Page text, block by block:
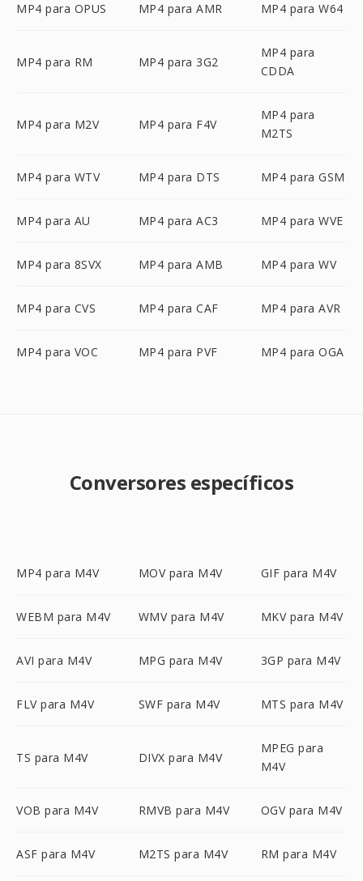
MP4 para OPUS MP4 para AMR MP4 para W64
MP4 para RM MP4 para 3G2
MP4 para
CDDA
MP4 para M2V MP4 para F4V
MP4 para
M2TS
MP4 para WTV MP4 para DTS MP4 para GSM
MP4 para AU MP4 para AC3 MP4 para WVE
MP4 para 8SVX MP4 para AMB MP4 para WV
MP4 para CVS MP4 para CAF MP4 para AVR
MP4 para VOC MP4 para PVF MP4 para OGA
Conversores específicos
MP4 para M4V MOV para M4V GIF para M4V
WEBM para M4V WMV para M4V MKV para M4V
AVI para M4V MPG para M4V 3GP para M4V
FLV para M4V SWF para M4V MTS para M4V
TS para M4V DIVX para M4V
MPEG para
M4V
VOB para M4V RMVB para M4V OGV para M4V
ASF para M4V M2TS para M4V RM para M4V